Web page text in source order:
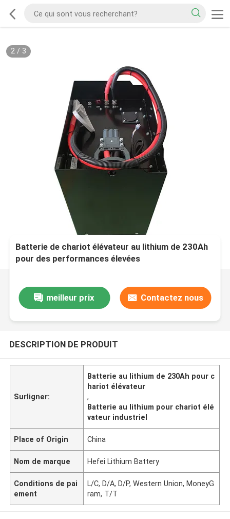
2/ 3
Batterie de chariot élévateur au lithium de 230Ah
pour des performances élevées
meilleur prix Contactez nous
DESCRIPTION DE PRODUIT
Surligner:
Batterie au lithium de 230Ah pour c
hariot élévateur
,
Batterie au lithium pour chariot élé
vateur industriel
Place of Origin China
Nom de marque Hefei Lithium Battery
Conditions de pai
ement
L/C, D/A, D/P, Western Union, MoneyG
ram, T/T